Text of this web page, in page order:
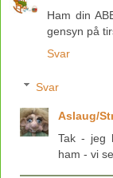
Ham din
gensyn på
Svar
Svar
Aslaug/
Tak - jeg
ham - vi